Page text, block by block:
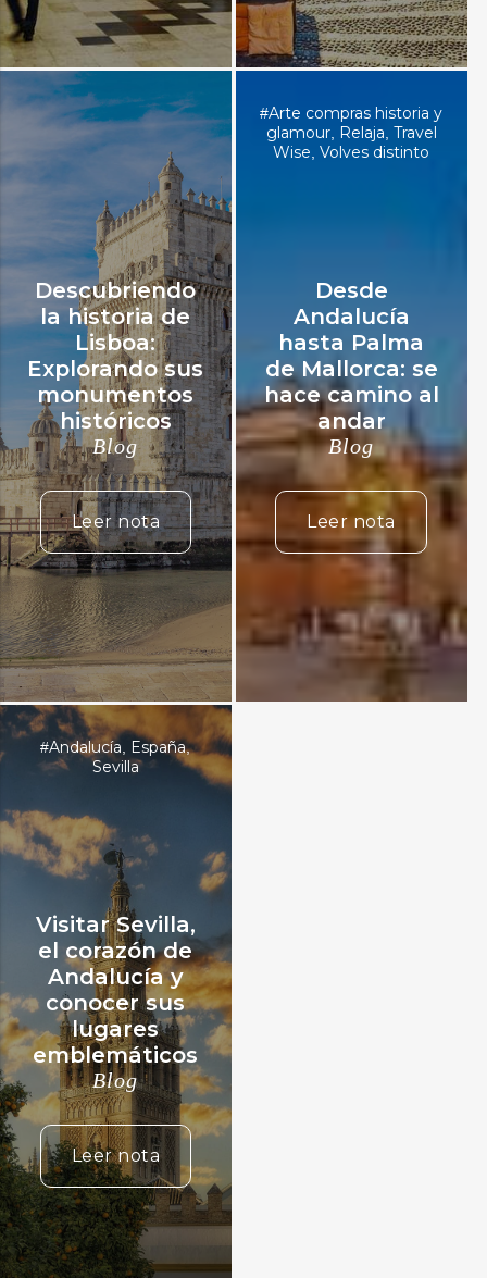
Descubriendo
la historia de
Lisboa:
Explorando sus
monumentos
históricos
Blog
Leer nota
#Arte compras historia y
glamour, Relaja Travel
Wise ,Volves distinto
Desde
Andalucía
hasta Palma
de Mallorca: se
hace camino al
andar
Blog
Leer nota
#Andalucía España,
Sevilla
Visitar Sevilla,
el corazón de
Andalucía y
conocer sus
lugares
emblemáticos
Blog
Leer nota